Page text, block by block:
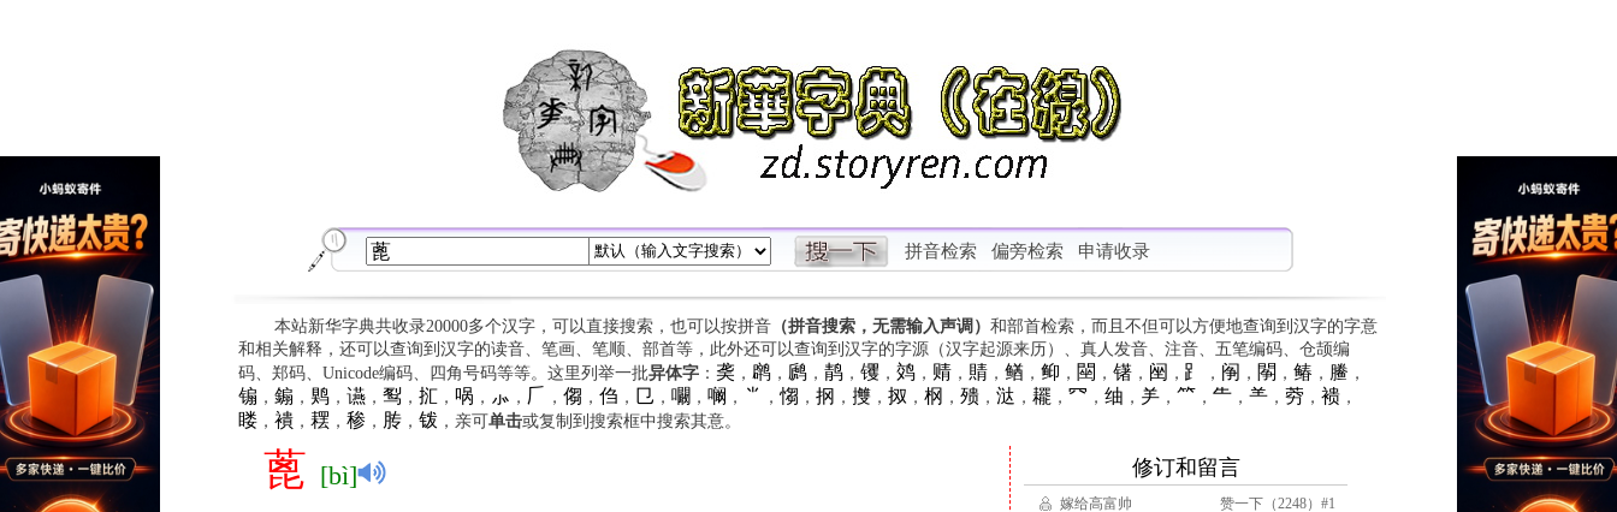
拼音检索 偏旁检索 申请收录
本站新华字典共收录20000多个汉字，可以直接搜索，也可以按拼音（拼音搜索，无需输入声调） 和部首检索，而且不但可以方便地查询到汉字的字意
和相关解释，还可以查询到汉字的读音、笔画、笔顺、部首等，此外还可以查询到汉字的字源（汉字起源来历）、真人发音、注音、五笔编码、仓颉编
码、郑码、Unicode编码、四角号码等等。这里列举一批异体字： 䶮 ， 䴙， 䴘， 䴖， 䦆， 䴔， 䞍， 䝼， 䲡 ， 䲟 ， 䦟 ， 䦃， 䦷 ， ⻊ ， 䦶 ， 䦛 ， 䲠 ， 䲢 ，
䦂 ， 䥇 ， 䴗， 䜩， 䴕， 㧟 ， 㖞 ， ⺗ ， 𠂆 ， 㑳 ， 㑇 ， 㔾 ， 㘚 ， 㘎 ， ⺌ ， 㥮 ， 㧏 ， 㩳， 㧐 ， 㭎 ， 㱮， 㳠 ， 䎱 ， ⺳ ， 䌷 ， ⺶， ⺮ ， ⺧， ⺷， 䓖， 䙌，
䁖， 䙡， 䎬 ， 䅟， 䏝， 䥽，亲可单击或复制到搜索框中搜索其意。
蓖 [bì]